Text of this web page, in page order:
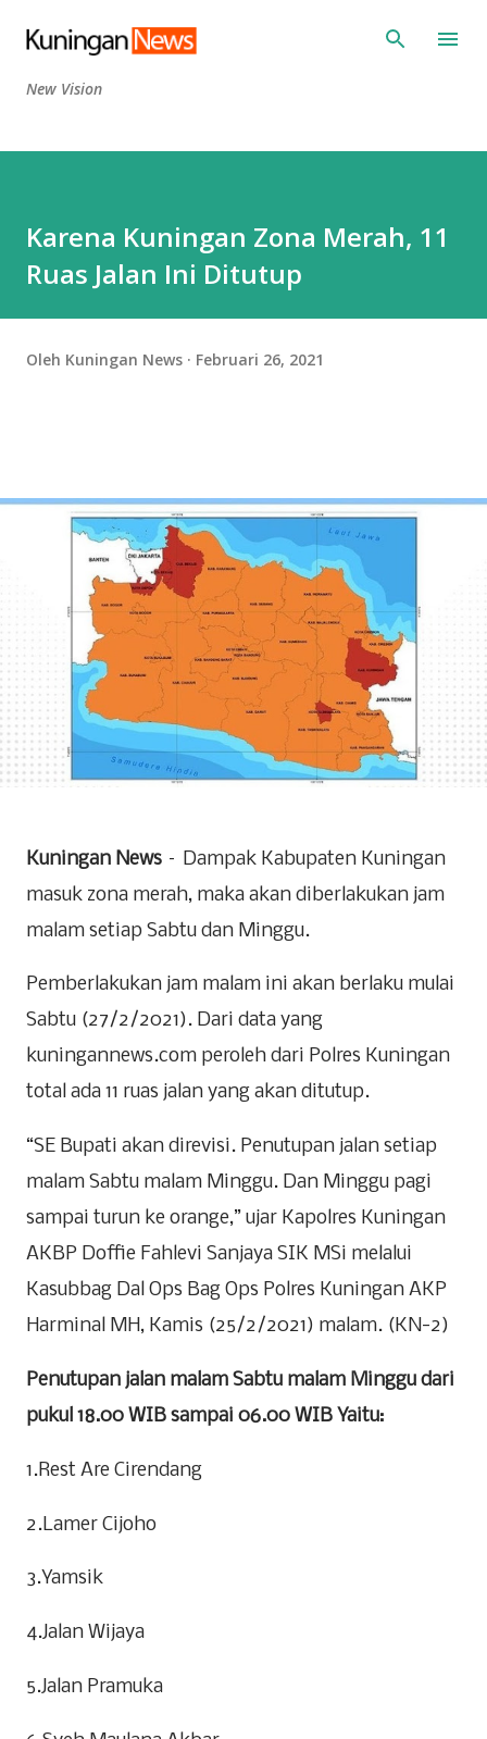
Langsung ke konten utama
New Vision
Karena Kuningan Zona Merah, 11
Ruas Jalan Ini Ditutup
Oleh Kuningan News Februari 26, 2021
Kuningan News – Dampak Kabupaten Kuningan
masuk zona merah, maka akan diberlakukan jam
malam setiap Sabtu dan Minggu.
Pemberlakukan jam malam ini akan berlaku mulai
Sabtu (27/2/2021). Dari data yang
kuningannews.com peroleh dari Polres Kuningan
total ada 11 ruas jalan yang akan ditutup.
“SE Bupati akan direvisi. Penutupan jalan setiap
malam Sabtu malam Minggu. Dan Minggu pagi
sampai turun ke orange,” ujar Kapolres Kuningan
AKBP Doffie Fahlevi Sanjaya SIK MSi melalui
Kasubbag Dal Ops Bag Ops Polres Kuningan AKP
Harminal MH, Kamis (25/2/2021) malam. (KN-2)
Penutupan jalan malam Sabtu malam Minggu dari
pukul 18.00 WIB sampai 06.00 WIB Yaitu:
1.Rest Are Cirendang
2.Lamer Cijoho
3.Yamsik
4.Jalan Wijaya
5.Jalan Pramuka